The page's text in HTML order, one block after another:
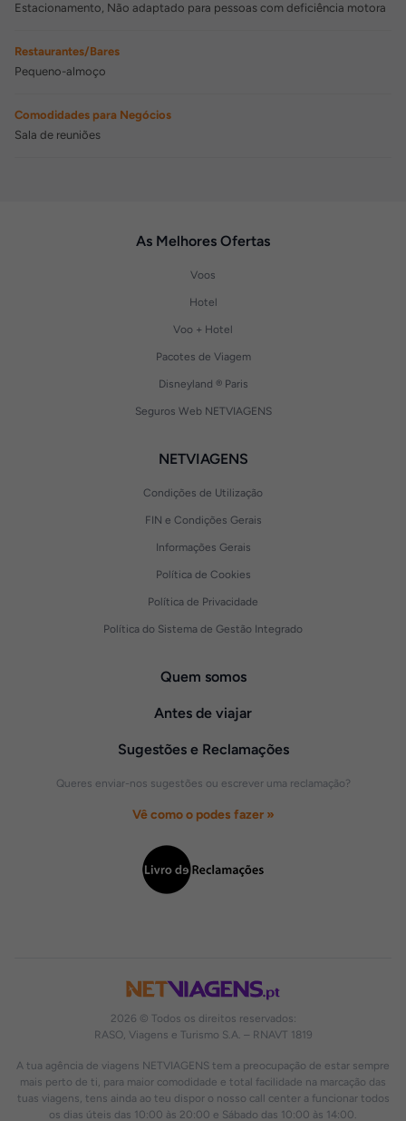
Estacionamento, Não adaptado para pessoas com deficiência motora
Restaurantes/Bares
Pequeno-almoço
Comodidades para Negócios
Sala de reuniões
2026 © Todos os direitos reservados:
RASO, Viagens e Turismo S.A. – RNAVT 1819
A tua agência de viagens NETVIAGENS tem a preocupação de estar sempre
mais perto de ti, para maior comodidade e total facilidade na marcação das
tuas viagens, tens ainda ao teu dispor o nosso call center a funcionar todos
os dias úteis das 10:00 às 20:00 e Sábado das 10:00 às 14:00.
As Melhores Ofertas
Voos
Hotel
Voo + Hotel
Pacotes de Viagem
Disneyland ® Paris
Seguros Web NETVIAGENS
NETVIAGENS
Condições de Utilização
FIN e Condições Gerais
Informações Gerais
Política de Cookies
Política de Privacidade
Política do Sistema de Gestão Integrado
Quem somos
Antes de viajar
Sugestões e Reclamações
Queres enviar-nos sugestões ou escrever uma reclamação?
Vê como o podes fazer »